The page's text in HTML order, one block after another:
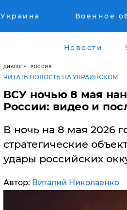
Украина Военное
Новости
ДИАЛОГ РОССИЯ
ЧИТАТЬ НОВОСТЬ НА УКРАИНСКОМ
ВСУ ночью 8 мая
России: видео и
В ночь на 8 мая 2026
стратегические
удары российских
Автор: Виталий Николаенко